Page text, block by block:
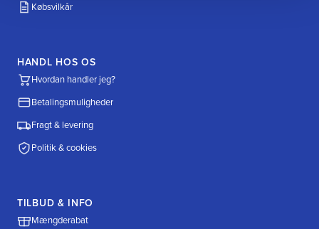
Købsvilkår
HANDL HOS OS
Hvordan handler jeg?
Betalingsmuligheder
Fragt & levering
Politik & cookies
TILBUD & INFO
Mængderabat